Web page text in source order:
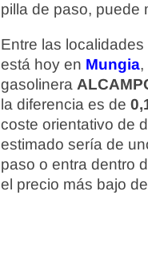
pilla de paso, puede
Entre las
está hoy en Mungia,
gasolinera
la diferencia es de
coste orientativo de
estimado sería de
paso o entra dentro
el precio más bajo